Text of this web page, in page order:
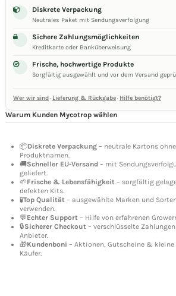
Diskrete Verpackung
Neutrales Paket mit Sendungsverfolgung
Sichere Zahlungsmöglichkeiten
Kreditkarte oder Banküberweisung
Frische, hochwertige Produkte
Sorgfältig ausgewählt und vor dem Versand
Wer wir sind· Lieferung & Rückgabe· Hilfe benötigt?
Warum Kunden Mycotrop wählen
📦Diskrete Verpackung – neutrale Kartons
Produktnamen.
🚚Schneller EU-Versand – mit
geliefert.
🌱Frische & Lebensfähigkeit – sorgfältig
defekten Kits.
🧪Top Qualität – ausgewählte Marken und
verwenden.
💬Echter Support – Hilfe von erfahrenen
🔒Sicherer Checkout – verschlüsselte
Anbieter.
🎁Kundenboni – Aktionen, Gutscheine & kleine
Käufer.